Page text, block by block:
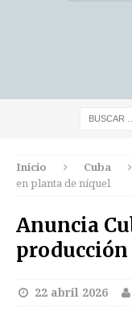
Inicio Cuba
en planta de níquel
Anuncia
22 abril 2026